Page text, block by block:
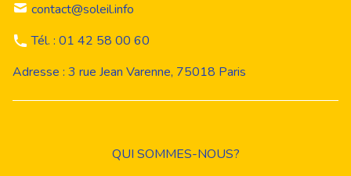
contact@soleil.info
Tél. : 01 42 58 00 60
Adresse : 3 rue Jean Varenne, 75018 Paris
QUI SOMMES-NOUS?